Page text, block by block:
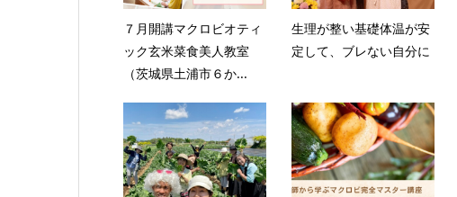
７月開講マクロビオティ
ック玄米菜食美人教室
（茨城県土浦市６か...
生理が整い基礎体温が安
定して、ブレない自分に